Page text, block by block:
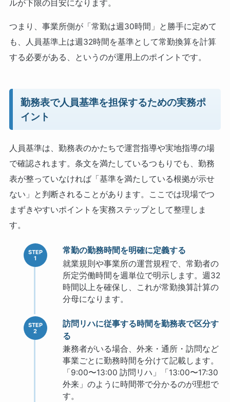
ルが下限の目安になります。
つまり、事業所側が「常勤は週30時間」と勝手に定めて
も、人員基準上は週32時間を基準として常勤換算を計算
する必要がある、というのが運用上のポイントです。
勤務表で人員基準を担保するための実務ポ
イント
人員基準は、勤務表のかたちで運営指導や実地指導の場
で確認されます。条文を満たしているつもりでも、勤務
表が整っていなければ「基準を満たしている根拠が示せ
ない」と判断されることがあります。ここでは現場でつ
まずきやすいポイントを実務ステップとして整理しま
す。
常勤の勤務時間を明確に定義する
就業規則や事業所の運営規程で、常勤者の
所定労働時間を週単位で明示します。週32
時間以上を確保し、これが常勤換算計算の
分母になります。
訪問リハに従事する時間を勤務表で区分す
る
兼務者がいる場合、外来・通所・訪問など
事業ごとに勤務時間を分けて記載します。
「9:00〜13:00 訪問リハ」「13:00〜17:30
外来」のように時間帯で分かるのが理想で
す。